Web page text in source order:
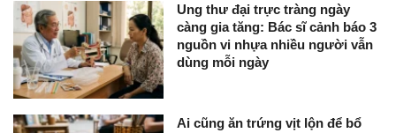
Ung thư đại trực tràng ngày
càng gia tăng: Bác sĩ cảnh báo 3
nguồn vi nhựa nhiều người vẫn
dùng mỗi ngày
Ai cũng ăn trứng vịt lộn để bổ